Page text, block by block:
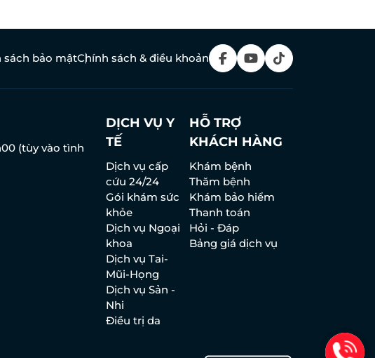
sách bảo mậtChính sách & điều khoản
(tùy vào tình
DỊCH VỤ Y
TẾ
Dịch vụ cấp
cứu 24/24
Gói khám sức
khỏe
Dịch vụ Ngoại
khoa
Dịch vụ Tai-
Mũi-Họng
Dịch vụ Sản -
Nhi
Điều trị da
HỖ TRỢ
KHÁCH HÀNG
Khám bệnh
Thăm bệnh
Khám bảo hiểm
Thanh toán
Hỏi - Đáp
Bảng giá dịch vụ